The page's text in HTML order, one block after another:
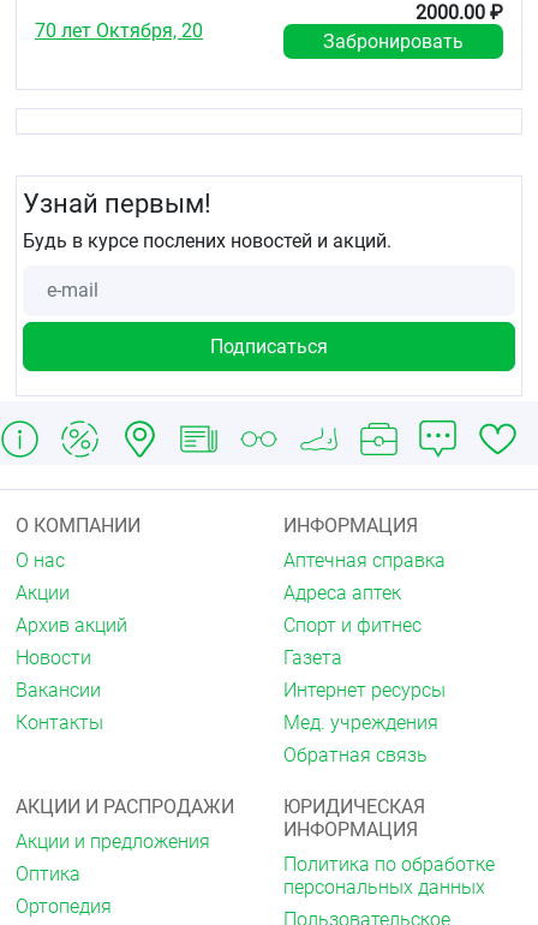
вставьте в изделие большие пальцы и
наденьте изделие на стопу, растягивая,
прямо, не сжимало пальцы
слегка растягивая подушечками пальцев,
равномерно натяните изделие до
растянуто по направлению вверх, спустите его
до щиколотки и выровняйте до необходимого
снимая, также нужно снять украшения и
возьмитесь за верхний край изделия обеими
руками и растягивающими движениями
стяните его в направлении стопы
силиконовую резинку - она может оторваться
в месте крепления.
Противопоказания
Индивидуальная непереносимость
компонентов и сырья изделия.
мягких тканей нижних конечностей.
Трофические язвы невенозной этиологии.
Декомпенсированная сердечно-сосудистая
конечностей при регионарном систолическом
давлении на задней большеберцовой артерии
менее 80 мм.рт.ст.
Диабетическая невропатия и ангиопатия.
70 лет Октября, 20
2000.00 ₽
Забронировать
Узнай первым!
Будь в курсе послених новостей и акций.
О КОМПАНИИ
О нас
Акции
Архив акций
Новости
Вакансии
Контакты
ИНФОРМАЦИЯ
Аптечная справка
Адреса аптек
Спорт и фитнес
Газета
Интернет ресурсы
Мед. учреждения
Обратная связь
АКЦИИ И РАСПРОДАЖИ
Акции и предложения
Оптика
Ортопедия
ЮРИДИЧЕСКАЯ
ИНФОРМАЦИЯ
Политика по обработке
персональных данных
Пользовательское